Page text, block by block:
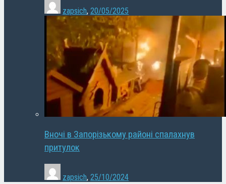
zapsich, 20/05/2025
Вночі в Запорізькому районі спалахнув
притулок
zapsich, 25/10/2024